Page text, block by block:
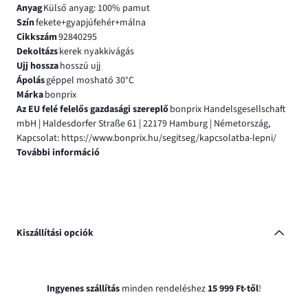
AnyagKülső anyag: 100% pamut
Színfekete+gyapjúfehér+málna
Cikkszám92840295
Dekoltázskerek nyakkivágás
Ujj hosszahosszú ujj
Ápolásgéppel mosható 30°C
Márkabonprix
Az EU felé felelős gazdasági szereplőbonprix Handelsgesellschaft
mbH | Haldesdorfer Straße 61 | 22179 Hamburg | Németország,
Kapcsolat: https://www.bonprix.hu/segitseg/kapcsolatba-lepni/
További információ
Kiszállítási opciók
Ingyenes szállítás minden rendeléshez 15 999 Ft-től!